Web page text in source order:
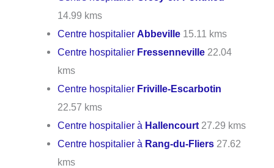
14.99 kms
Centre hospitalier Abbeville 15.11 kms
Centre hospitalier Fressenneville 22.04
kms
Centre hospitalier Friville-Escarbotin
22.57 kms
Centre hospitalier à Hallencourt 27.29 kms
Centre hospitalier à Rang-du-Fliers 27.62
kms